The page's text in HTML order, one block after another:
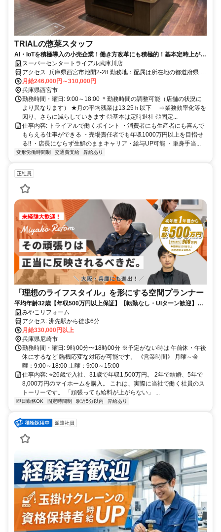
TRIALの惣菜スタッフ
AI・IoTを積極導入の小売企業！働き方改革にも積極的！基本定時上が
り！スーパーセンタートライアル武庫川店
アクセス: 兵庫県西宮市池開2-28 勤務地：配属は所在地の都道府県 ※
初任地は最寄りの店舗又は希望エリアを優先し配属します。 ※エリ
ア内勤務または全国勤務いずれか希望を選択できます。
月給246,000円～310,000円
兵庫県西宮市
勤務時間・曜日: 9:00～18:00 ＊勤務時間の調整可能（店舗の状況に
より異なります） ★月の平均残業は13.25ｈ以下 ⇒業務効率化等を
図り、さらに減らしていきます ◎基本は定時退社 ◎固定...
仕事内容: トライアルで働くポイント ・消費者にも生産者にも喜んで
もらえる仕事ができる ・売場責任者でも年収1000万円以上を目指せ
る!! ・店長にならず生鮮のままキャリア・給与UP可能 ・単身手当...
変形労働時間制 交通費支給 昇給あり
正社員
「理想のライフスタイル」を形にする空間プランナー
平均年齢32歳【年収500万円以上保証】【転勤なし・UIターン歓迎】
YouTube「みやこリフォーム」で検索！／年休125日
みやこリフォーム
アクセス: 洲先駅から徒歩6分
月給330,000円以上
兵庫県尼崎市
勤務時間・曜日: 9時00分〜18時00分 ※予定がない時は 午前休・午後
休にするなど 臨機応変な対応が可能です。 《営業時間》 月曜～金
曜：9:00～18:00 土曜：9:00～15:00
仕事内容: ⭐️26歳で入社、31歳で年収1,500万円。 2年で結婚、5年で
8,000万円のマイホームを購入。 これは、実際に当社で働く社員のス
トーリーです。 「頑張っても給料が上がらない」 ...
即日勤務OK 固定時間制 駅近5分以内 昇給あり
派遣社員